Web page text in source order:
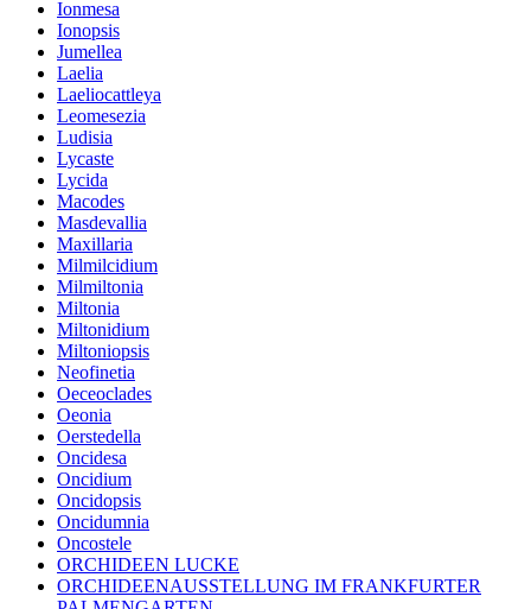
Ionmesa
Ionopsis
Jumellea
Laelia
Laeliocattleya
Leomesezia
Ludisia
Lycaste
Lycida
Macodes
Masdevallia
Maxillaria
Milmilcidium
Milmiltonia
Miltonia
Miltonidium
Miltoniopsis
Neofinetia
Oeceoclades
Oeonia
Oerstedella
Oncidesa
Oncidium
Oncidopsis
Oncidumnia
Oncostele
ORCHIDEEN LUCKE
ORCHIDEENAUSSTELLUNG IM FRANKFURTER